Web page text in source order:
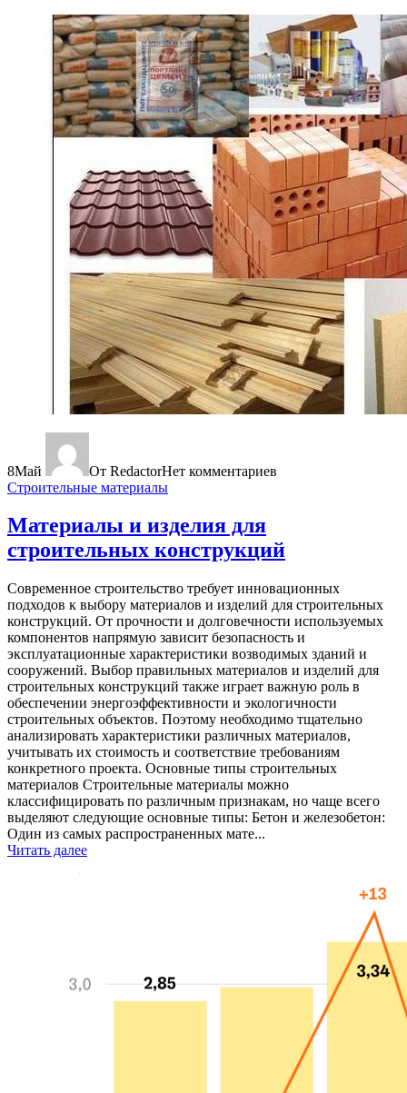
8Май От RedactorНет комментариев
Строительные материалы
Материалы и изделия для
строительных конструкций
Современное строительство требует инновационных
подходов к выбору материалов и изделий для строительных
конструкций. От прочности и долговечности используемых
компонентов напрямую зависит безопасность и
эксплуатационные характеристики возводимых зданий и
сооружений. Выбор правильных материалов и изделий для
строительных конструкций также играет важную роль в
обеспечении энергоэффективности и экологичности
строительных объектов. Поэтому необходимо тщательно
анализировать характеристики различных материалов,
учитывать их стоимость и соответствие требованиям
конкретного проекта. Основные типы строительных
материалов Строительные материалы можно
классифицировать по различным признакам, но чаще всего
выделяют следующие основные типы: Бетон и железобетон:
Один из самых распространенных мате...
Читать далее